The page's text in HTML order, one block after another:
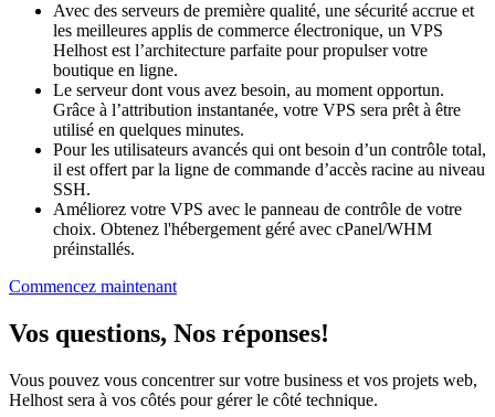
Avec des serveurs de première qualité, une sécurité accrue et
les meilleures applis de commerce électronique, un VPS
Helhost est l’architecture parfaite pour propulser votre
boutique en ligne.
Le serveur dont vous avez besoin, au moment opportun.
Grâce à l’attribution instantanée, votre VPS sera prêt à être
utilisé en quelques minutes.
Pour les utilisateurs avancés qui ont besoin d’un contrôle total,
il est offert par la ligne de commande d’accès racine au niveau
SSH.
Améliorez votre VPS avec le panneau de contrôle de votre
choix. Obtenez l'hébergement géré avec cPanel/WHM
préinstallés.
Commencez maintenant
Vos questions, Nos réponses!
Vous pouvez vous concentrer sur votre business et vos projets web,
Helhost sera à vos côtés pour gérer le côté technique.